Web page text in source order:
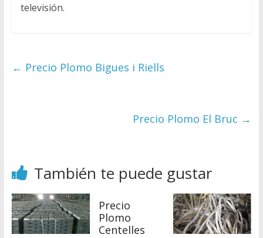
televisión.
← Precio Plomo Bigues i Riells
Precio Plomo El Bruc →
También te puede gustar
Precio
Plomo
Centelles